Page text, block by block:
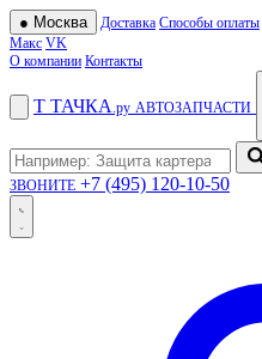
● Москва Доставка Способы оплаты
Макс VK
О компании Контакты
Т ТАЧКА .ру АВТОЗАПЧАСТИ
ЗВОНИТЕ +7 (495) 120-10-50